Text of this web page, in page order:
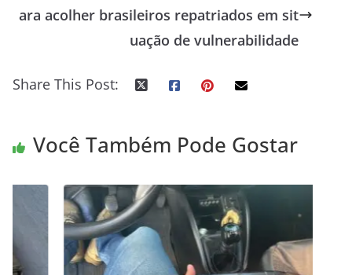
ara acolher brasileiros repatriados em sit
uação de vulnerabilidade
Share This Post:
Você Também Pode Gostar